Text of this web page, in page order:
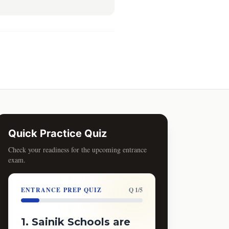
Quick Practice Quiz
Check your readiness for the upcoming entrance
exam.
ENTRANCE PREP QUIZ Q 1/5
1. Sainik Schools are